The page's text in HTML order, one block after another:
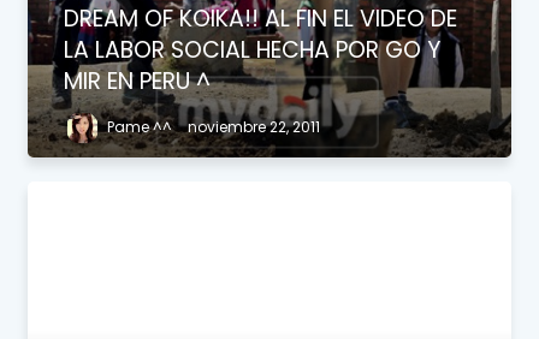
DREAM OF KOIKA!! AL FIN EL VIDEO DE
LA LABOR SOCIAL HECHA POR GO Y
MIR EN PERU ^
Pame ^^ noviembre 22, 2011